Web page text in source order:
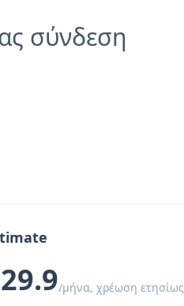
σύνδεση
/μήνα, χρέωση ετησίως